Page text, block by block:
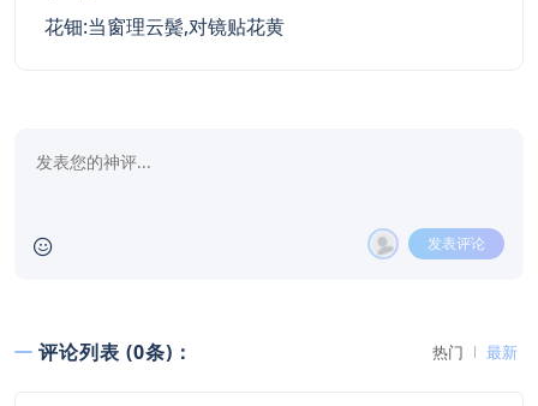
花钿:当窗理云鬓,对镜贴花黄
发表评论
评论列表 (0条)： 热门 最新